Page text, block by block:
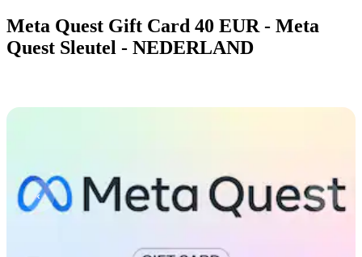
Meta Quest Gift Card 40 EUR - Meta
Quest Sleutel - NEDERLAND